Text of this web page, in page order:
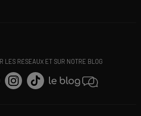
LES RÉSEAUX ET SUR NOTRE BLOG